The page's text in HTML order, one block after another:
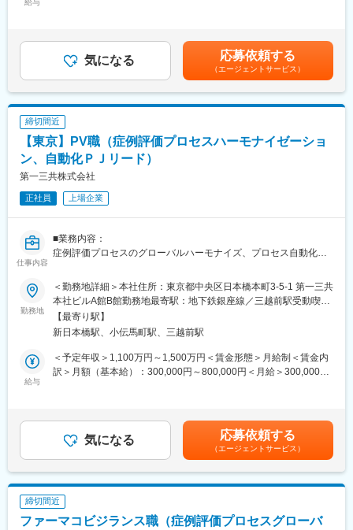
・がん領域のグローバル製品の拡大・加速化に伴い、グローバル
PV業務を企画・管理するリソース拡充（リーダー層）が急務であ
■キャリアパス：
・ユニット統括・グローバルPV企画、PV Excellence/Project
Management担当として、実務経験を積むと共に、当社に対する
理解を深める
てキャリアを形成し、幹部職やマネジメント職の登用を視野に入
育成
100年の長い期間にわたり受け継がれてきたサイエンス＆テクノ
ロジーの強みを活かして、先進的医薬品の創出に挑戦し続けてい
ます。これまで、抗凝固剤「リクシアナ」、高血圧症治療剤「オ
ルメテック」、抗インフルエンザウイルス剤「イナビル」など、
れまでに培った基盤の上に、アンメッドメディカルニーズの高い
領域で更なる研究競争力を構築し、医療満足度の向上に貢献した
給与
選考を通じて上下する可能性があります。月給(月額)は固定手当を
含めた表記です。
気になる 応募依頼する
（エージェントサービス）
締切間近
【東京】PV職（症例評価プロセスハーモナイゼーショ
ン、自動化ＰＪリード）
第一三共株式会社
正社員 上場企業
仕事内容
■業務内容：
症例評価プロセスのグローバルハーモナイズ、プロセス自動化の
■募集背景：
がん領域の拡大・加速化による急速なグローバル化が進展し、収
集症例数の増加、プロトコールが複雑化している。また、グロー
バル化への対応として症例評価プロセスのグローバルハーモナイ
ズ、自動化を進めており、業務の難度が高くなっている。プロジ
ェクトリード等として、当社のグローバル化をさらに推進してほ
・症例評価プロセスに関わるグローバルPJリード等を経験し、当
人の適性を踏まえ、マネジメント職の登用を視野に入れた育成を
■会社について：
100年の長い期間にわたり受け継がれてきたサイエンス＆テクノ
ロジーの強みを活かして、先進的医薬品の創出に挑戦し続けてい
勤務地
＜勤務地詳細＞本社住所：東京都中央区日本橋本町3-5-1 第一三共
本社ビルA館B館勤務地最寄駅：地下鉄銀座線／三越前駅受動喫煙
対策：屋内全面禁煙変更の範囲：会社の定める事業所（リモート
ワーク含む）
【最寄り駅】
新日本橋駅、小伝馬町駅、三越前駅
給与
＜予定年収＞1,100万円～1,500万円＜賃金形態＞月給制＜賃金内
訳＞月額（基本給）：300,000円～800,000円＜月給＞300,000円
選考を通じて上下する可能性があります。月給(月額)は固定手当を
含めた表記です。
気になる 応募依頼する
（エージェントサービス）
締切間近
ファーマコビジランス職（症例評価プロセスグローバ